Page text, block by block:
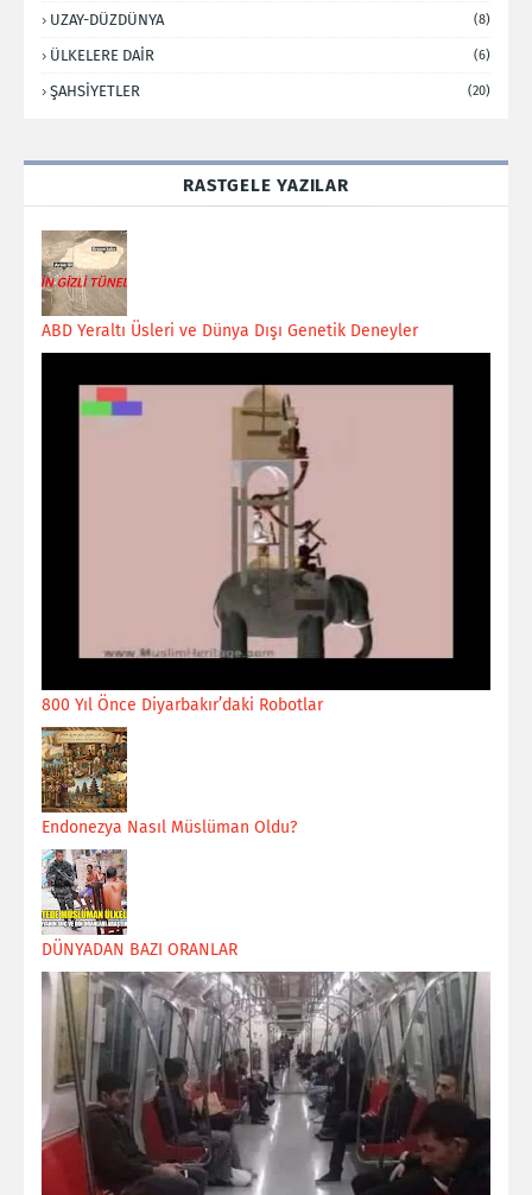
UZAY-DÜZDÜNYA (8)
ÜLKELERE DAİR (6)
ŞAHSİYETLER (20)
RASTGELE YAZILAR
ABD Yeraltı Üsleri ve Dünya Dışı Genetik Deneyler
800 Yıl Önce Diyarbakır’daki Robotlar
Endonezya Nasıl Müslüman Oldu?
DÜNYADAN BAZI ORANLAR